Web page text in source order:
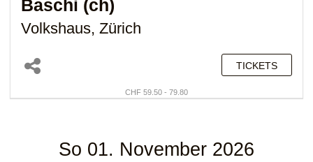
Baschi (ch)
Volkshaus, Zürich
TICKETS
CHF 59.50 - 79.80
So 01. November 2026